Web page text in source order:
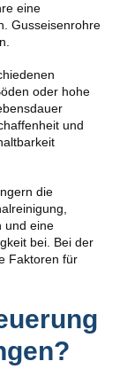
eine
Gusseisenrohre
oder hohe
und
die
und eine
bei. Bei der
Faktoren für